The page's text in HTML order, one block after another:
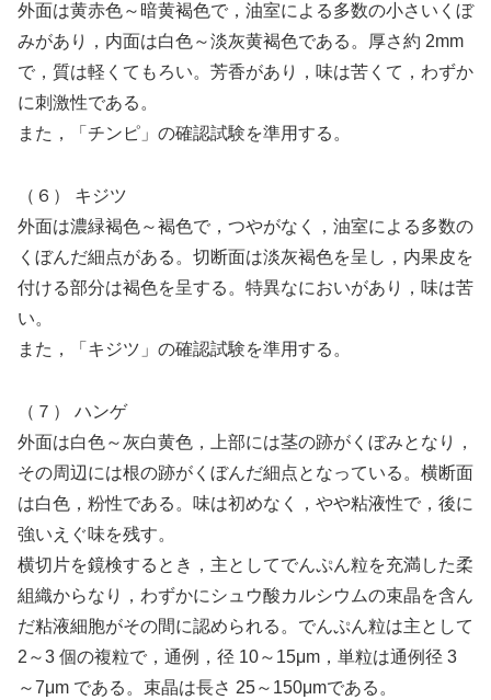
外面は黄赤色～暗黄褐色で，油室による多数の小さいくぼ
みがあり，内面は白色～淡灰黄褐色である。厚さ約 2mm
で，質は軽くてもろい。芳香があり，味は苦くて，わずか
に刺激性である。
また，「チンピ」の確認試験を準用する。
（６） キジツ
外面は濃緑褐色～褐色で，つやがなく，油室による多数の
くぼんだ細点がある。切断面は淡灰褐色を呈し，内果皮を
付ける部分は褐色を呈する。特異なにおいがあり，味は苦
い。
また，「キジツ」の確認試験を準用する。
（７） ハンゲ
外面は白色～灰白黄色，上部には茎の跡がくぼみとなり，
その周辺には根の跡がくぼんだ細点となっている。横断面
は白色，粉性である。味は初めなく，やや粘液性で，後に
強いえぐ味を残す。
横切片を鏡検するとき，主としてでんぷん粒を充満した柔
組織からなり，わずかにシュウ酸カルシウムの束晶を含ん
だ粘液細胞がその間に認められる。でんぷん粒は主として
2～3 個の複粒で，通例，径 10～15μm，単粒は通例径 3
～7μm である。束晶は長さ 25～150μmである。